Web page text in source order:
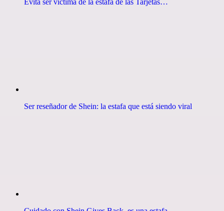
Evita ser víctima de la estafa de las Tarjetas…
Ser reseñador de Shein: la estafa que está siendo viral